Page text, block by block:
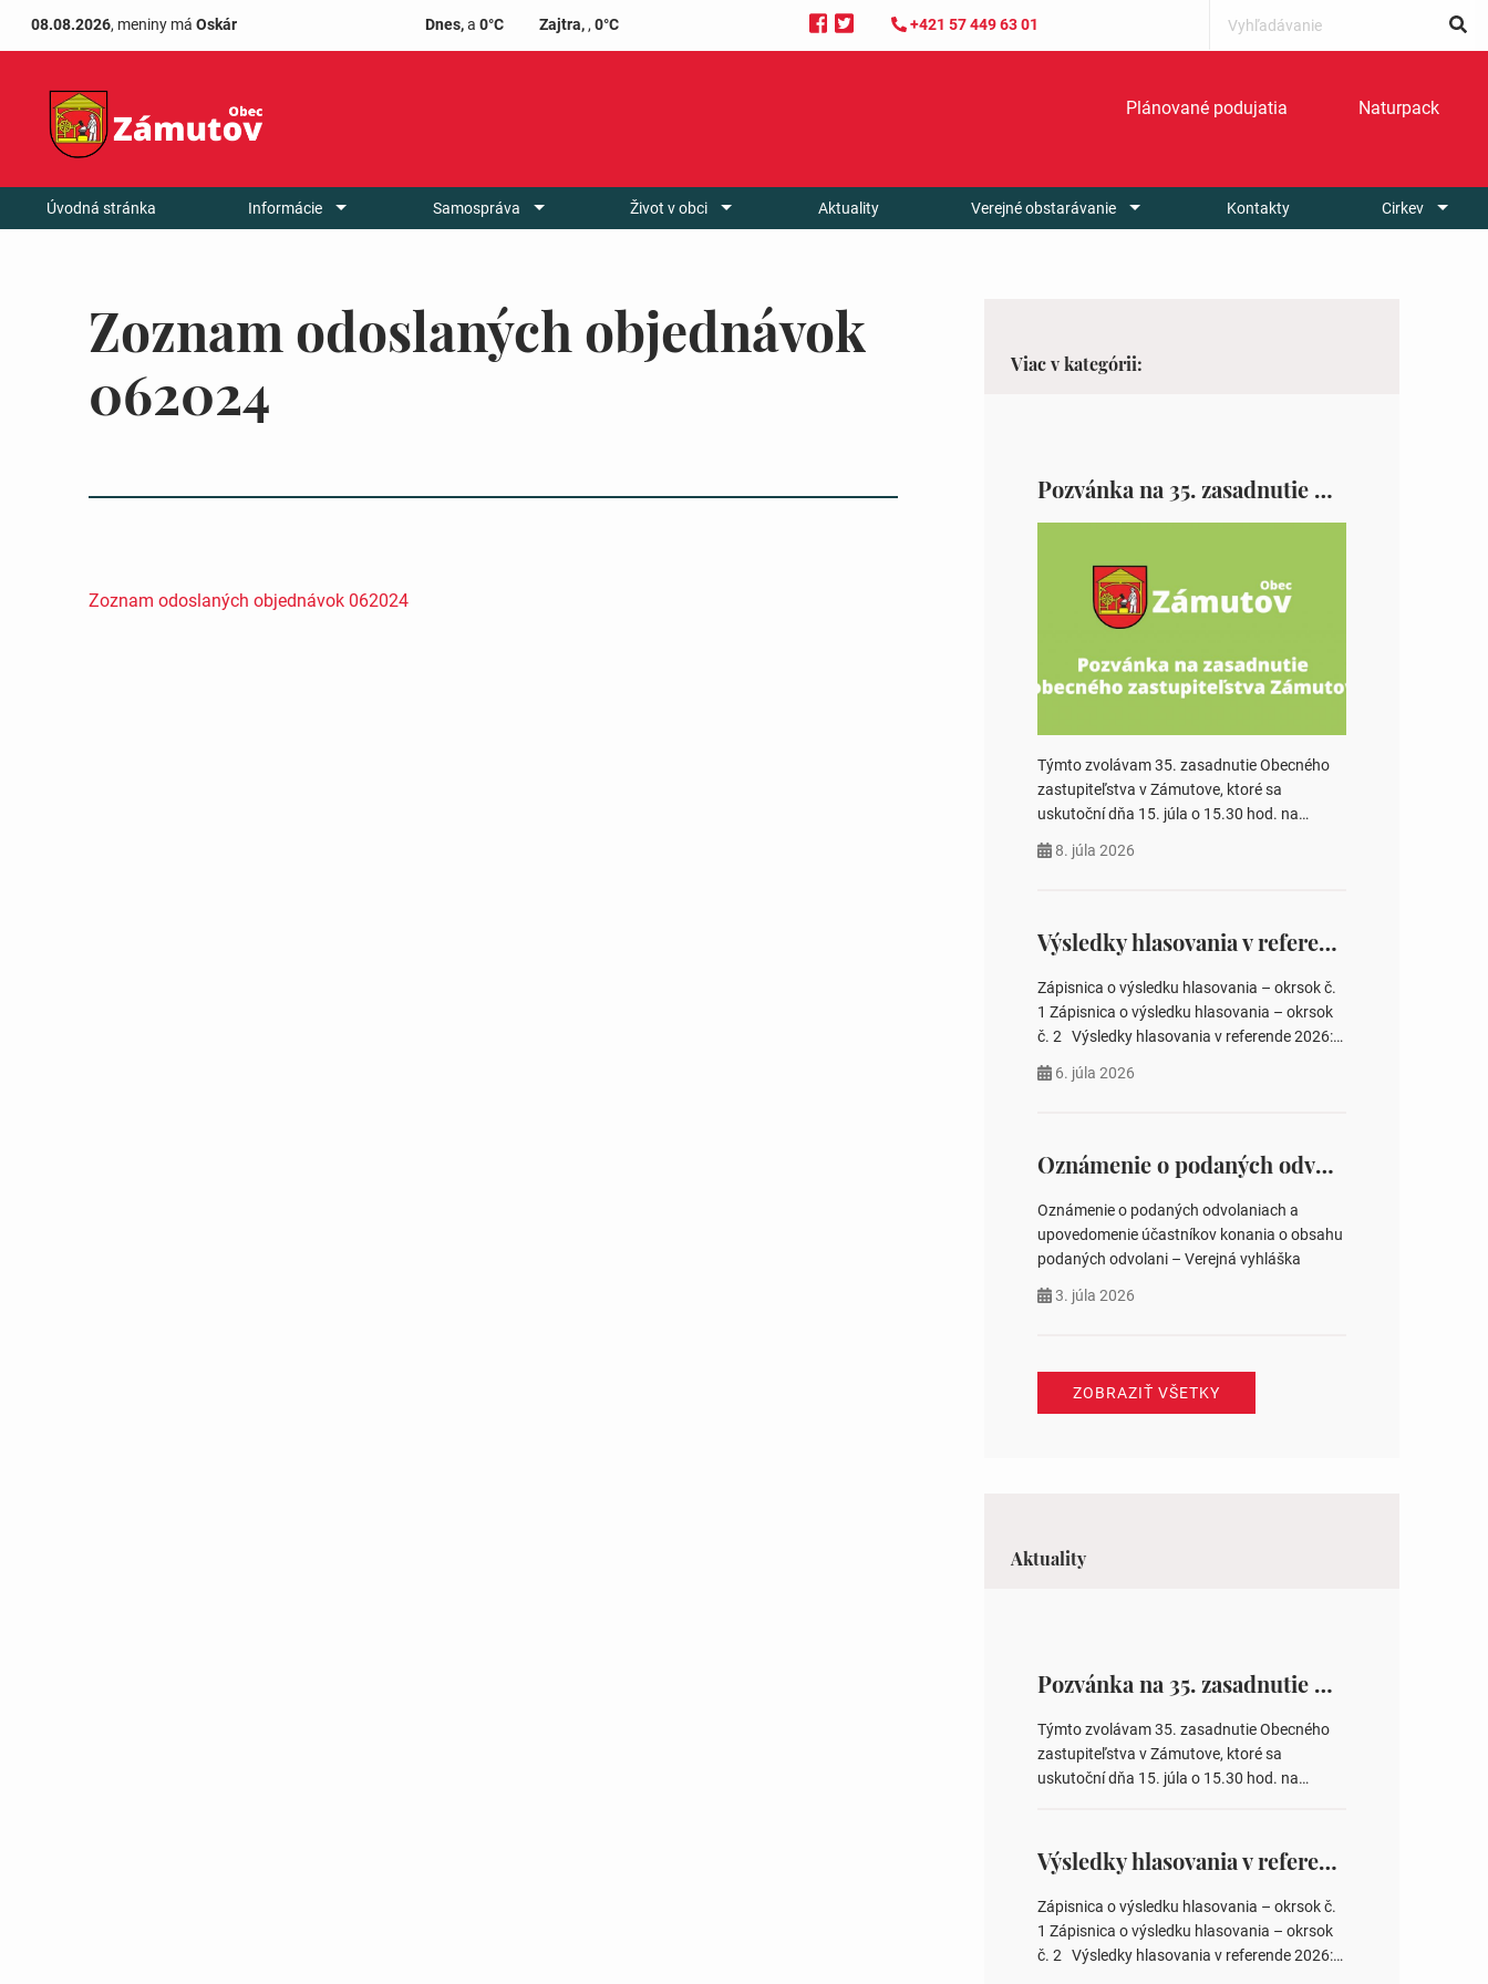
08.08.2026, meniny má Oskár Dnes, a 0°C Zajtra,, 0°C +421 57 449 63 01
Plánované podujatia Naturpack
Úvodná stránka Informácie Samospráva Život v obci Aktuality Verejné obstarávanie Kontakty Cirkev
Zoznam odoslaných objednávok
062024
Zoznam odoslaných objednávok 062024
Viac v kategórii:
Pozvánka na 35. zasadnutie OZ v Zámutove
Týmto zvolávam 35. zasadnutie Obecného
zastupiteľstva v Zámutove, ktoré sa
uskutoční dňa 15. júla o 15.30 hod. na
Schválenie programu rokovania 2.
voľby poslancov obecných zastupiteľstiev,
počtu poslancov obecných zastupiteľstiev v
nich 4. Schválenie odpredaja obecného
pozemku –…
8. júla 2026
Výsledky hlasovania v referende 2026
Zápisnica o výsledku hlasovania – okrsok č.
1 Zápisnica o výsledku hlasovania – okrsok
č. 2 Výsledky hlasovania v referende 2026:
na hlasovaní https://www.volbysr.sk/…
6. júla 2026
Oznámenie o podaných odvolaniach a upovedomenie účastníkov konania o obsahu podaných odvolani – Verejná vyhláška
Oznámenie o podaných odvolaniach a
upovedomenie účastníkov konania o obsahu
podaných odvolani – Verejná vyhláška
3. júla 2026
ZOBRAZIŤ VŠETKY
Aktuality
Pozvánka na 35. zasadnutie OZ v Zámutove
Týmto zvolávam 35. zasadnutie Obecného
zastupiteľstva v Zámutove, ktoré sa
uskutoční dňa 15. júla o 15.30 hod. na
Schválenie návrhovej komisie a overovateľov
zápisnice 3. Určenie volebných obvodov pre
voľby poslancov obecných zastupiteľstiev,
počtu poslancov obecných zastupiteľstiev v
nich 4. Schválenie odpredaja obecného
Výsledky hlasovania v referende 2026
Zápisnica o výsledku hlasovania – okrsok č.
1 Zápisnica o výsledku hlasovania – okrsok
č. 2 Výsledky hlasovania v referende 2026: